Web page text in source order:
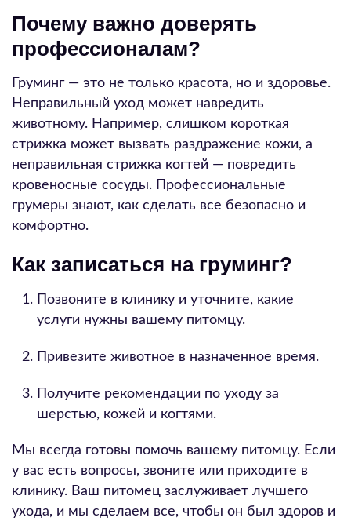
Почему важно доверять
профессионалам?
Груминг — это не только красота, но и здоровье.
Неправильный уход может навредить
животному. Например, слишком короткая
стрижка может вызвать раздражение кожи, а
неправильная стрижка когтей — повредить
кровеносные сосуды. Профессиональные
грумеры знают, как сделать все безопасно и
комфортно.
Как записаться на груминг?
Позвоните в клинику и уточните, какие
услуги нужны вашему питомцу.
Привезите животное в назначенное время.
Получите рекомендации по уходу за
шерстью, кожей и когтями.
Мы всегда готовы помочь вашему питомцу. Если
у вас есть вопросы, звоните или приходите в
клинику. Ваш питомец заслуживает лучшего
ухода, и мы сделаем все, чтобы он был здоров и